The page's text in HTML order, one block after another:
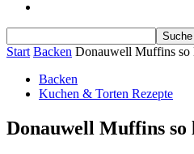
Start Backen Donauwell Muffins so
Backen
Kuchen & Torten Rezepte
Donauwell Muffins so